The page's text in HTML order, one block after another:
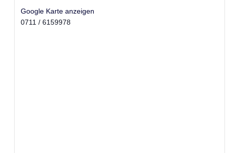
Google Karte anzeigen
0711 / 6159978